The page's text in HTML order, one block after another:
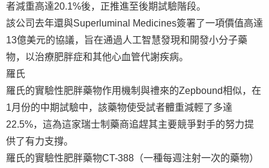
者減重高達20.1%後，正推進至後期試驗階段。
該公司去年還與Superluminal Medicines簽署了一項價值高達
13億美元的協議，旨在通過人工智慧發現和開發小分子藥
物，以治療肥胖症和其他心血管代謝疾病。
羅氏
羅氏的實驗性肥胖藥物作用機制與禮來的Zepbound相似，在
1月份的中期試驗中，該藥物使受試者體重減輕了多達
22.5%，這為這家瑞士制藥商追趕其主要競爭對手的努力提
供了有力支撐。
羅氏的實驗性肥胖藥物CT-388（一種每週注射一次的藥物）